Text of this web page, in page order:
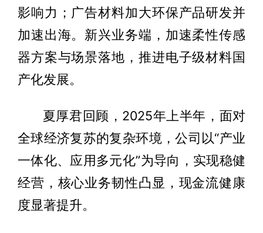
影响力；广告材料加大环保产品研发并
加速出海。新兴业务端，加速柔性传感
器方案与场景落地，推进电子级材料国
产化发展。
夏厚君回顾，2025年上半年，面对
全球经济复苏的复杂环境，公司以“产业
一体化、应用多元化”为导向，实现稳健
经营，核心业务韧性凸显，现金流健康
度显著提升。